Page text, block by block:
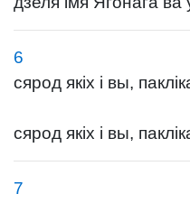
6
сярод якіх і вы,
сярод якіх і вы,
7